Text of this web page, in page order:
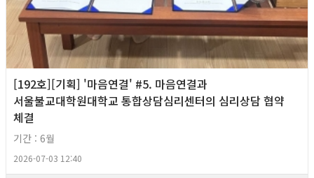
[192호][기획] '마음연결' #5. 마음연결과
서울불교대학원대학교 통합상담심리센터의 심리상담 협약
체결
기간 : 6월
2026-07-03 12:40